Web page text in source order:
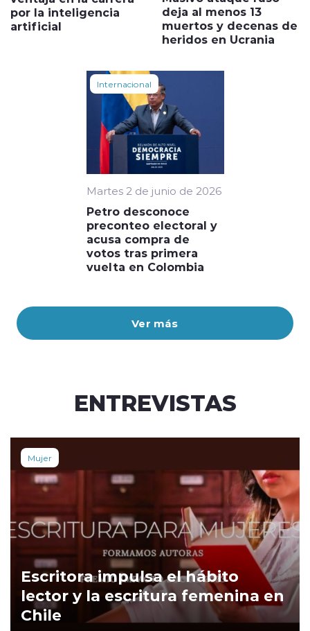
Ver más
por la inteligencia
artificial
deja al menos 13
muertos y decenas de
heridos en Ucrania
Internacional
Martes 2 de junio de 2026
Petro desconoce
preconteo electoral y
acusa compra de
votos tras primera
vuelta en Colombia
ENTREVISTAS
Mujer
Escritora impulsa el hábito
lector y la escritura femenina en
Chile